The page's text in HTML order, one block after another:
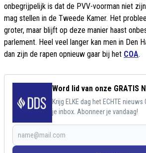
onbegrijpelijk is dat de PVV-voorman niet
mag stellen in de Tweede Kamer. Het
groter, maar blijft op deze manier haast
parlement. Heel veel langer kan men in Den
dan zijn de rapen opnieuw gaar bij het COA.
Word lid van onze GRATIS
Krijg ELKE dag het ECHTE
je inbox. Abonneer je vandaag!